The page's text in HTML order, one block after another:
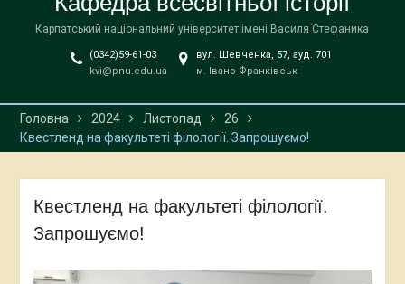
Карпатський національний університет імені Василя Стефаника
(0342)59-61-03
kvi@pnu.edu.ua
вул. Шевченка, 57, ауд. 701
м. Івано-Франківськ
Головна 2024 Листопад
26
Квестленд на факультеті філології. Запрошуємо!
Квестленд на факультеті філології.
Запрошуємо!